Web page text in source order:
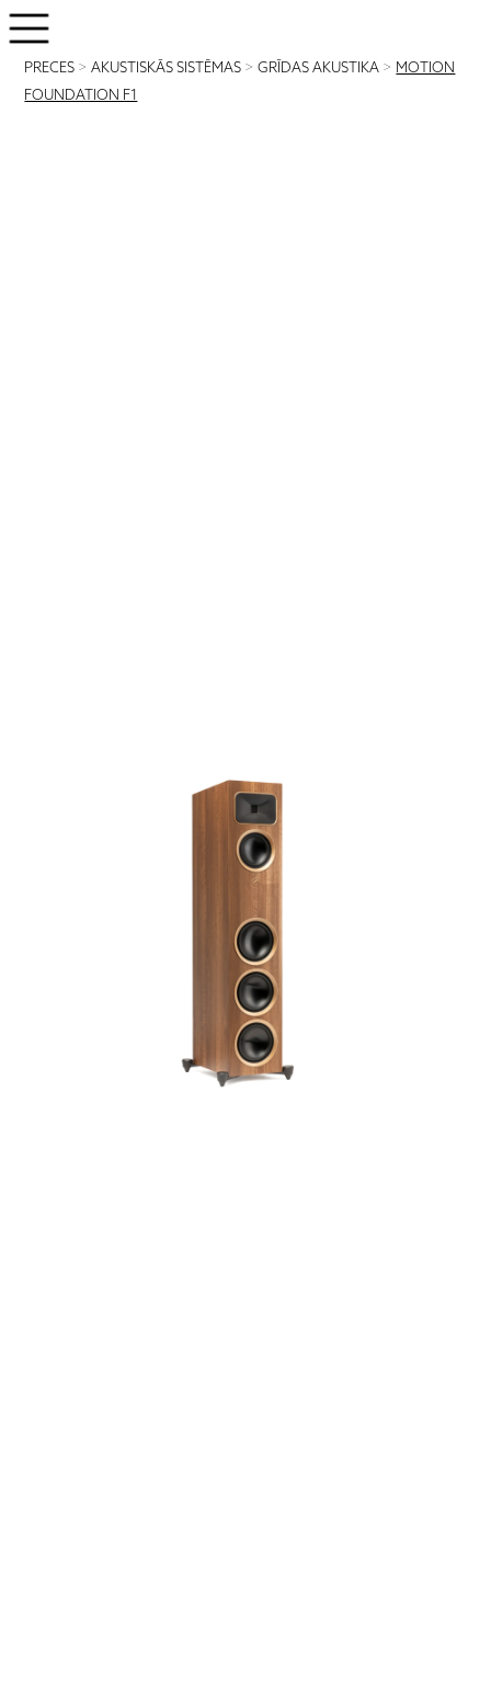
PRECES >AKUSTISKĀS SISTĒMAS >GRĪDAS AKUSTIKA > MOTION
FOUNDATION F1